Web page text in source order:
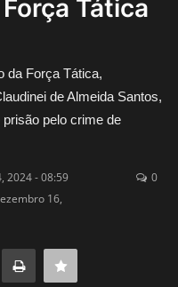
Tática
da Força Tática,
de Almeida Santos,
pelo crime de
2024 - 08:59
16,
0